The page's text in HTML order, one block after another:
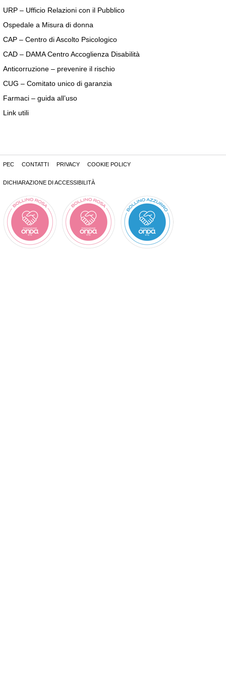
URP – Ufficio Relazioni con il Pubblico
Ospedale a Misura di donna
CAP – Centro di Ascolto Psicologico
CAD – DAMA Centro Accoglienza Disabilità
Anticorruzione – prevenire il rischio
CUG – Comitato unico di garanzia
Farmaci – guida all’uso
Link utili
PEC CONTATTI PRIVACY COOKIE POLICY
DICHIARAZIONE DI ACCESSIBILITÀ